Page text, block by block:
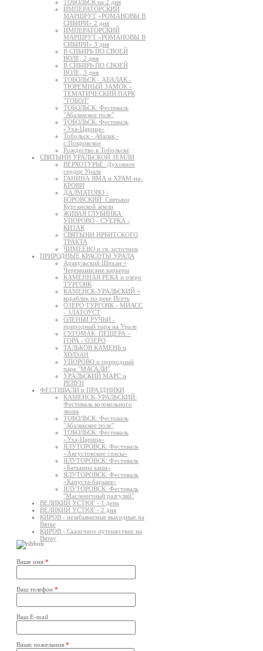
ТОБОЛЬСК на 2 дня
ИМПЕРАТОРСКИЙ
МАРШРУТ «РОМАНОВЫ В
СИБИРИ» 2 дня
ИМПЕРАТОРСКИЙ
МАРШРУТ «РОМАНОВЫ В
СИБИРИ» 3 дня
В СИБИРЬ ПО СВОЕЙ
ВОЛЕ, 2 дня
В СИБИРЬ ПО СВОЕЙ
ВОЛЕ, 3 дня
ТОБОЛЬСК - АБАЛАК -
ТЮРЕМНЫЙ ЗАМОК -
ТЕМАТИЧЕСКИЙ ПАРК
"ТОБОЛ"
ТОБОЛЬСК: Фестиваль
"Абалакское поле"
ТОБОЛЬСК: Фестиваль
«Уха-Царица»
Тобольск - Абалак -
с.Покровское
Рождество в Тобольске
СВЯТЫНИ УРАЛЬСКОЙ ЗЕМЛИ
ВЕРХОТУРЬЕ: Духовное
сердце Урала
ГАНИНА ЯМА и ХРАМ-на-
КРОВИ
ДАЛМАТОВО -
БОРОВСКИЙ: Святыни
Курганской земли
ЖИВАЯ ГЛУБИНКА:
УПОРОВО - СУЕРКА -
КИЗАК
СВЯТЫНИ ИРБИТСКОГО
ТРАКТА
ЧИМЕЕВО и св. источник
ПРИРОДНЫЕ КРАСОТЫ УРАЛА
Аракульский Шихан +
Черемшанские карьеры
КАМЕННАЯ РЕКА и озеро
ТУРГОЯК
КАМЕНСК-УРАЛЬСКИЙ +
кораблик по реке Исеть
ОЗЕРО ТУРГОЯК - МИАСС
- ЗЛАТОУСТ
ОЛЕНЬИ РУЧЬИ -
природный парк на Урале
СУГОМАК: ПЕЩЕРА –
ГОРА - ОЗЕРО
ТАЛЬКОВ КАМЕНЬ и
ХОЛЗАН
УПОРОВО и природный
парк "МАСАЛИ"
УРАЛЬСКИЙ МАРС и
РЕВУН
ФЕСТИВАЛИ и ПРАЗДНИКИ
КАМЕНСК-УРАЛЬСКИЙ:
Фестиваль колокольного
звона
ТОБОЛЬСК: Фестиваль
"Абалакское поле"
ТОБОЛЬСК: Фестиваль
«Уха-Царица»
ЯЛУТОРОВСК: Фестиваль
«Августовские спасы»
ЯЛУТОРОВСК: Фестиваль
«Батькина каша»
ЯЛУТОРОВСК: Фестиваль
«Капуста-барыня»
ЯЛУТОРОВСК: Фестиваль
"Масленичный разгуляй"
ВЕЛИКИЙ УСТЮГ - 1 день
ВЕЛИКИЙ УСТЮГ - 2 дня
КИРОВ - незабываемые выходные на
Вятке
КИРОВ - Сказочное путешествие на
Вятку
Ваше имя *
Ваш телефон *
Ваш E-mail
Ваши пожелания *